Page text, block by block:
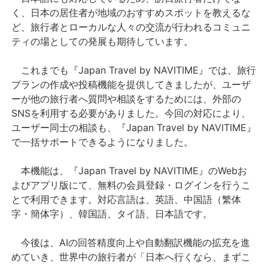
く、日本の居住者が地域のおすすめスポットを教えるな
ど、旅行者とローカルな人々の交流が行われるコミュニ
ティの場としての発展も期待しています。
これまでも『Japan Travel by NAVITIME』では、旅行
プランの作成や投稿機能を提供してきましたが、ユーザ
ーが他の旅行者へ質問や相談をするためには、外部の
SNSを利用する必要がありました。今回の対応により、
ユーザー同士の相談も、『Japan Travel by NAVITIME』
で一括サポートできるようになりました。
本機能は、『Japan Travel by NAVITIME』のWebお
よびアプリ版にて、無料の会員登録・ログインを行うこ
とで利用できます。対応言語は、英語、中国語（繁体
字・簡体字）、韓国語、タイ語、日本語です。
今後は、AIの回答精度向上や自動翻訳機能の拡充を進
めていき、世界中の旅行者が「日本へ行くなら、まずこ